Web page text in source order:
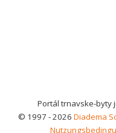
Portál trnavske-byty
© 1997 - 2026 Diadema